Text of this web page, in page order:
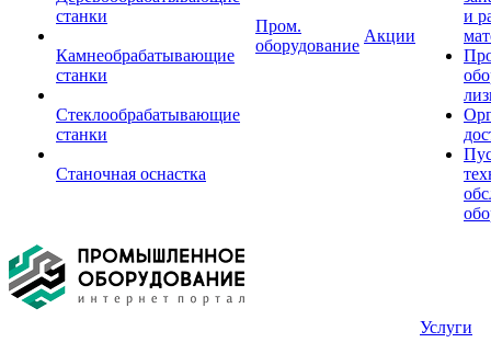
станки
Камнеобрабатывающие
станки
Стеклообрабатывающие
станки
Станочная оснастка
Пром.
оборудование
Акции
и
Услуги